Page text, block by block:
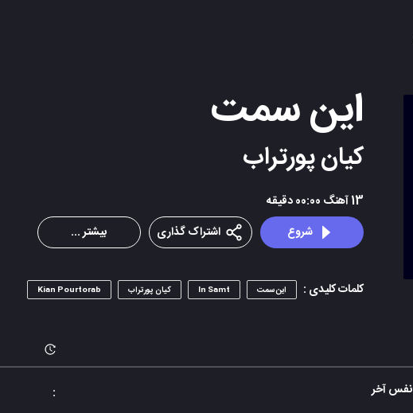
این سمت
کیان پورتراب
13آهنگ 00:00دقیقه
شروع
اشتراک گذاری بیشتر ...
کلمات کلیدی : این سمت In Samt کیان پورتراب Kian Pourtorab
نفس آخر :